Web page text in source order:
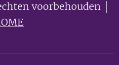
voorbehouden │